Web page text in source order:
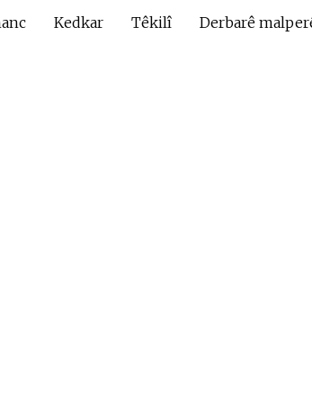
Derbarê
Têkilî
Kedkar